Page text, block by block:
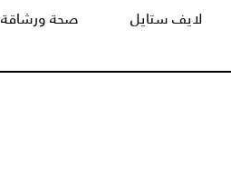
لايف ستايل صحة ورشاقة